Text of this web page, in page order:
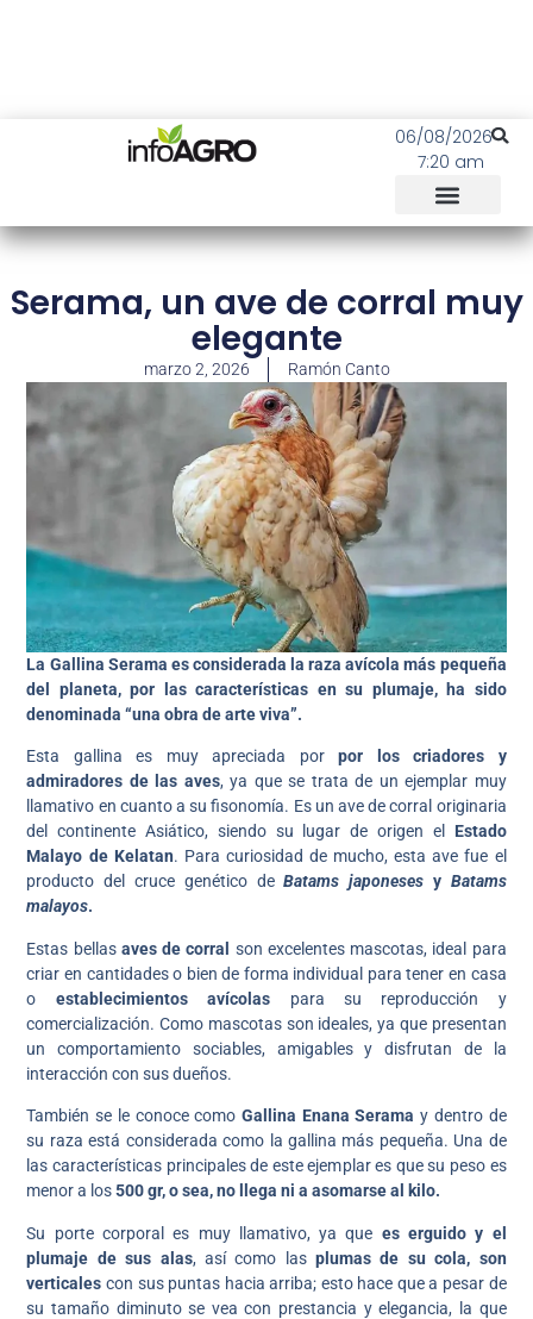
06/08/2026
7:20 am
Serama, un ave de corral muy
elegante
marzo 2, 2026 Ramón Canto
La Gallina Serama es considerada la raza avícola más pequeña
del planeta, por las características en su plumaje, ha sido
denominada “una obra de arte viva”.
Esta gallina es muy apreciada porpor los criadores y
admiradores de las aves, ya que se trata de un ejemplar muy
llamativo en cuanto a su fisonomía. Es un ave de corral originaria
del continente Asiático, siendo su lugar de origen el Estado
Malayo de Kelatan. Para curiosidad de mucho, esta ave fue el
producto del cruce genético de Batams japoneses y Batams
malayos.
Estas bellas aves de corral
son excelentes mascotas, ideal para
criar en cantidades o bien de forma individual para tener en casa
o establecimientos avícolas para su reproducción y
comercialización. Como mascotas son ideales, ya que presentan
un comportamiento sociables, amigables y disfrutan de la
interacción con sus dueños.
También se le conoce como Gallina Enana Serama y dentro de
su raza está considerada como la gallina más pequeña. Una de
las características principales de este ejemplar es que su peso es
menor a los500 gr, o sea, no llega ni a asomarse al kilo.
Su porte corporal es muy llamativo, ya que es erguido y el
plumaje de sus alas, así como lasplumas de su cola, son
verticales con sus puntas hacia arriba; esto hace que a pesar de
su tamaño diminuto se vea con prestancia y elegancia, la que